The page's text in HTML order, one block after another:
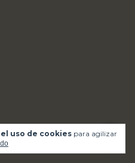
uso de cookies para agilizar